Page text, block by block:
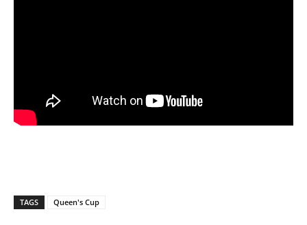
TAGS Queen's Cup